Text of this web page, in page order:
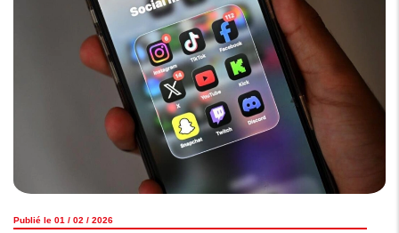
Publié le 01 / 02 / 2026